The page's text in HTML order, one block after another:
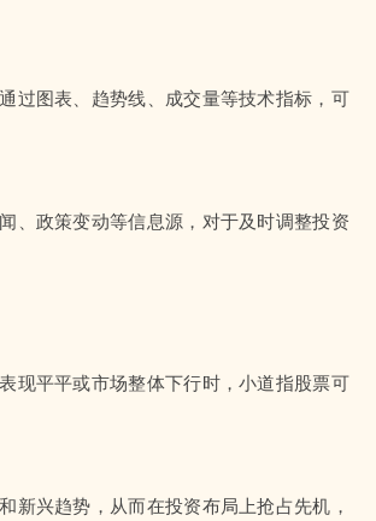
过图表、趋势线、成交量等技术指标，可
、政策变动等信息源，对于及时调整投资
现平平或市场整体下行时，小道指股票可
新兴趋势，从而在投资布局上抢占先机，